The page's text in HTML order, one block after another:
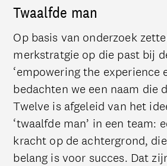
Twaalfde man
Op basis van onderzoek
merkstratgie op die past bij
‘empowering the experience
bedachten we een naam die
Twelve is afgeleid van het
‘twaalfde man’ in een team:
kracht op de achtergrond,
belang is voor succes. Dat